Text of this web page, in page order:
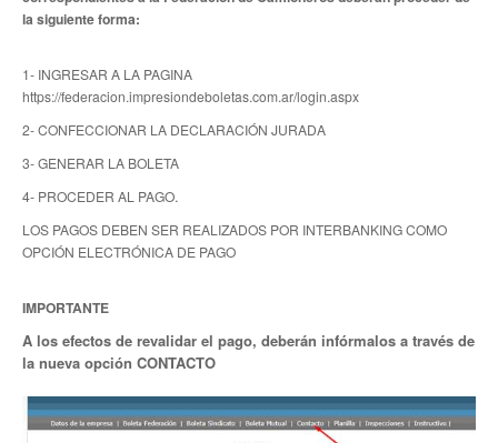
Memoria histórica
Política de Privacidad
Secretarías
Secretaría general
Secretaría de actas
Secretario Tesorero
la siguiente forma:
1- INGRESAR A LA PAGINA
https://federacion.impresiondeboletas.com.ar/login.aspx
2- CONFECCIONAR LA DECLARACIÓN JURADA
3- GENERAR LA BOLETA
4- PROCEDER AL PAGO.
LOS PAGOS DEBEN SER REALIZADOS POR INTERBANKING COMO
OPCIÓN ELECTRÓNICA DE PAGO
IMPORTANTE
A los efectos de revalidar el pago, deberán infórmalos a través de
la nueva opción CONTACTO